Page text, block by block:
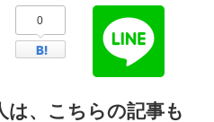
Facebook
0
はてなブックマーク
は、こちらの記事も